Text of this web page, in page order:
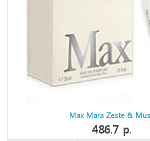
Max Mara Zeste &
486.7 р.